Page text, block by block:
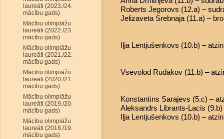
laureāti (2023./24.
mācību gads)
Mācību olimpiāžu
laureāti (2022./23.
mācību gads)
Mācību olimpiāžu
laureāti (2021./22.
mācību gads)
Mācību olimpiāžu
laureāti (2020./21.
mācību gads)
Mācību olimpiāžu
laureāti (2019./20.
mācību gads)
Mācību olimpiāžu
laureāti (2018./19.
mācību gads)
Roberts Jegorovs (12.a) –
Jelizaveta Srebnaja (11.a) –
Iļja Lentjušenkovs (10.b) –
Vsevolod Rudakov (11.b) –
Konstantīns Sarajevs (5.c) –
Aleksandrs Librants-Lacis
Iļja Lentjušenkovs (10.b) –